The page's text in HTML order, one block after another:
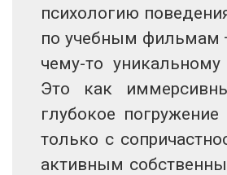
психологию
по учебным фильмам
чему-то
Это как
глубокое
только с
активным